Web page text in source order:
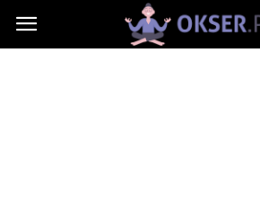
Okser.pl